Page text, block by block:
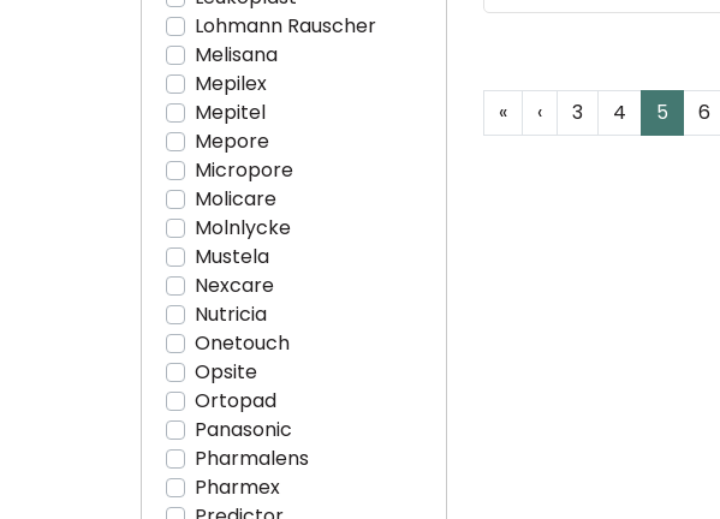
Lohmann Rauscher
Melisana
Mepilex
Mepitel
Mepore
Micropore
Molicare
Molnlycke
Mustela
Nexcare
Nutricia
Onetouch
Opsite
Ortopad
Panasonic
Pharmalens
Pharmex
« ‹ 3 4 5 6